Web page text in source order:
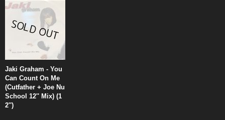
Jaki Graham - You
Can Count On Me
(Cutfather + Joe Nu
School 12'' Mix) (1
2'')